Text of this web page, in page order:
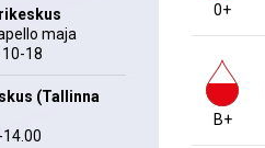
maja
10-18
(Tallinna
0+
B+